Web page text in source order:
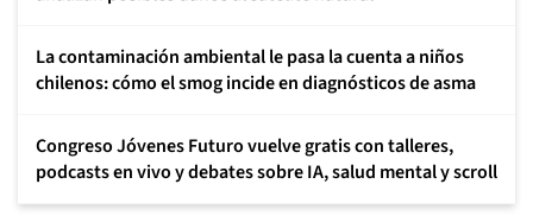
La contaminación ambiental le pasa la cuenta a niños
chilenos: cómo el smog incide en diagnósticos de asma
Congreso Jóvenes Futuro vuelve gratis con talleres,
podcasts en vivo y debates sobre IA, salud mental y scroll